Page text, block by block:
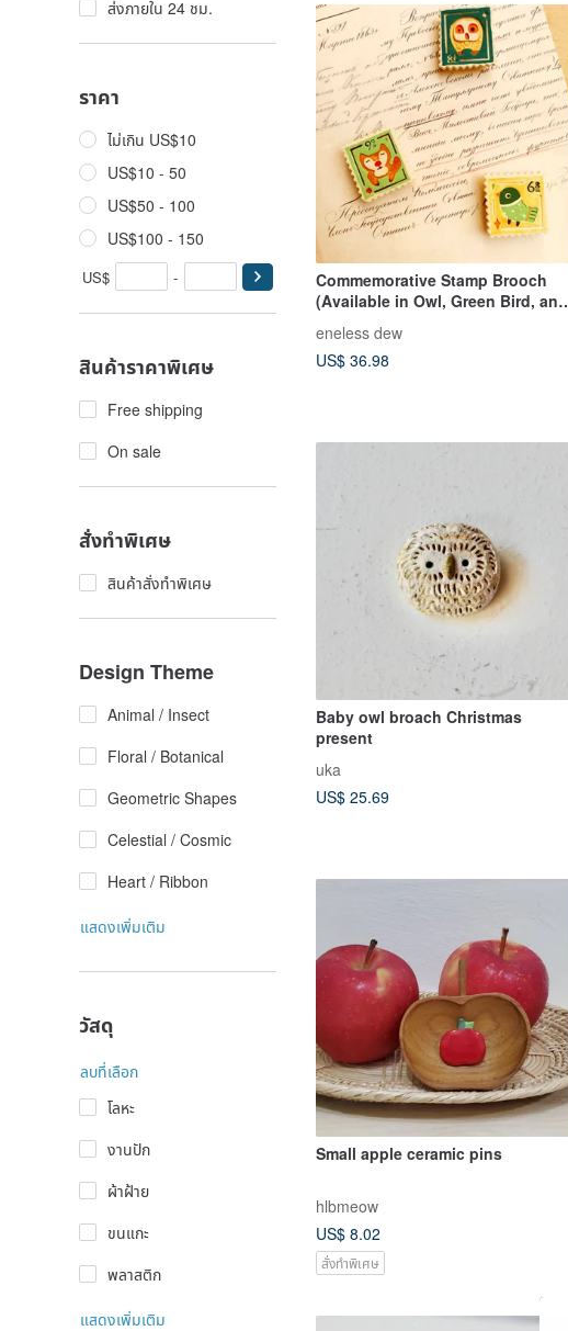
ส่งภายใน 24 ชม.
ราคา
ไม่เกิน US$10
US$10 - 50
US$50 - 100
US$100 - 150
US$ -
สินค้าราคาพิเศษ
Free shipping
On sale
สั่งทำพิเศษ
สินค้าสั่งทำพิเศษ
Design Theme
Animal / Insect
Floral / Botanical
Geometric Shapes
Celestial / Cosmic
Heart / Ribbon
แสดงเพิ่มเติม
วัสดุ
ลบที่เลือก
โลหะ
งานปัก
ผ้าฝ้าย
ขนแกะ
พลาสติก
แสดงเพิ่มเติม
Commemorative Stamp Brooch
(Available in Owl, Green Bird, and
eneless dew
US$ 36.98
Baby owl broach Christmas
present
uka
US$ 25.69
Small apple ceramic pins
hlbmeow
US$ 8.02
สั่งทำพิเศษ